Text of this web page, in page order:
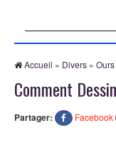
Accueil » Divers »
Comment
Partager: Facebook